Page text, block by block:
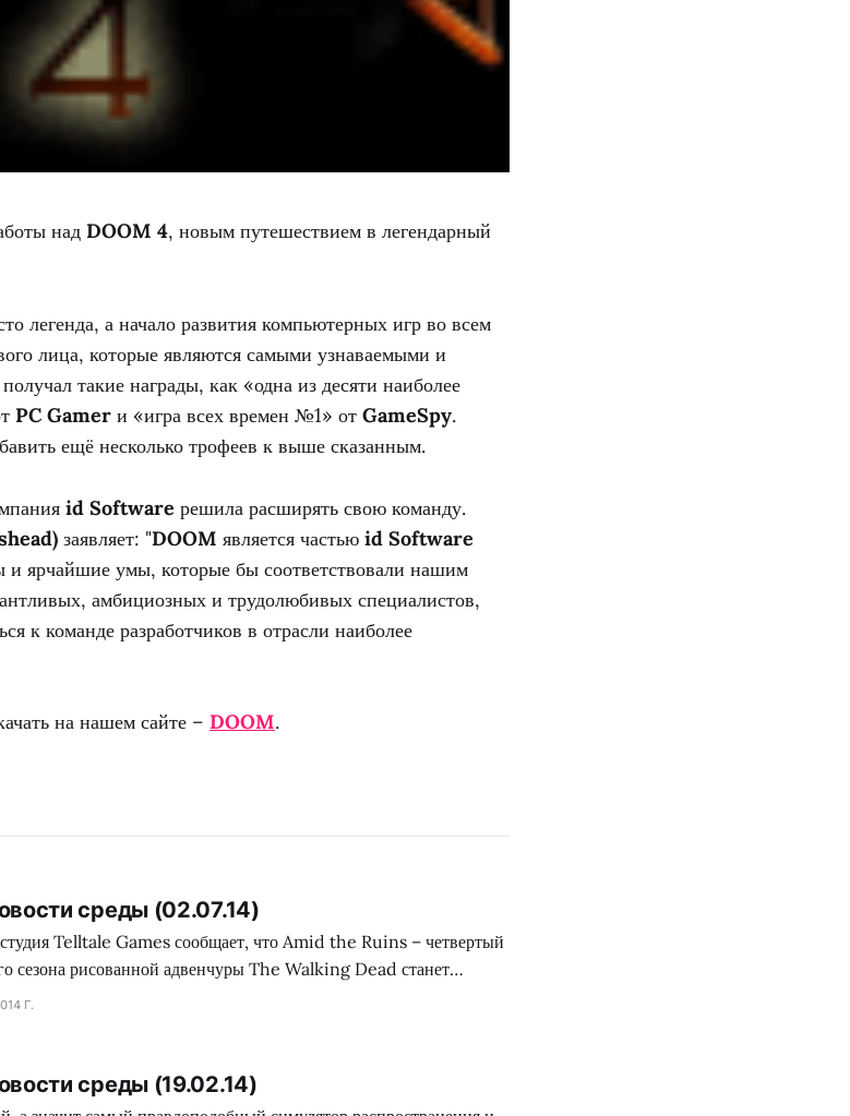
над DOOM 4, новым путешествием в легендарный
легенда, а начало развития компьютерных игр во всем
лица, которые являются самыми узнаваемыми и
такие награды, как «одна из десяти наиболее
PC Gamer и «игра всех времен №1» от GameSpy.
ещё несколько трофеев к выше сказанным.
id Software решила расширять свою команду.
заявляет: "DOOM является частью id Software
и ярчайшие умы, которые бы соответствовали нашим
амбициозных и трудолюбивых специалистов,
к команде разработчиков в отрасли наиболее
на нашем сайте – DOOM.
среды (02.07.14)
Telltale Games сообщает, что Amid the Ruins – четвертый
сезона рисованной адвенчуры The Walking Dead станет
к концу этого месяца. Разработчики благодарят фанатов
Г.
среды (19.02.14)